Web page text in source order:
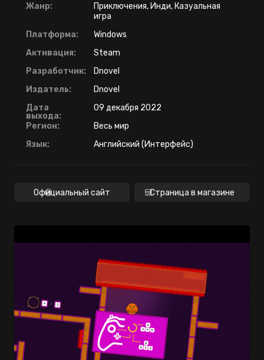
Жанр:
Приключения, Инди, Казуальная
игра
Платформа:
Windows
Активация:
Steam
Разработчик:
Dnovel
Издатель:
Dnovel
Дата
выхода:
09 декабря 2022
Регион:
Весь мир
Язык:
Английский (Интерфейс)
Официальный сайт Страница в магазине